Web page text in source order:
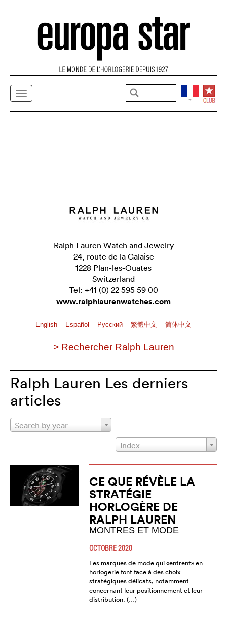
Ralph Lauren Watch and Jewelry
24, route de la Galaise
1228 Plan-les-Ouates
Switzerland
Tel: +41 (0) 22 595 59 00
www.ralphlaurenwatches.com
English Español Pусский 繁體中文 简体中文
> Rechercher Ralph Lauren
Ralph Lauren Les derniers
articles
Search by year
Index
CE QUE RÉVÈLE LA
STRATÉGIE
HORLOGÈRE DE
RALPH LAUREN
MONTRES ET MODE
OCTOBRE 2020
Les marques de mode qui «entrent» en
horlogerie font face à des choix
stratégiques délicats, notamment
concernant leur positionnement et leur
distribution. (…)